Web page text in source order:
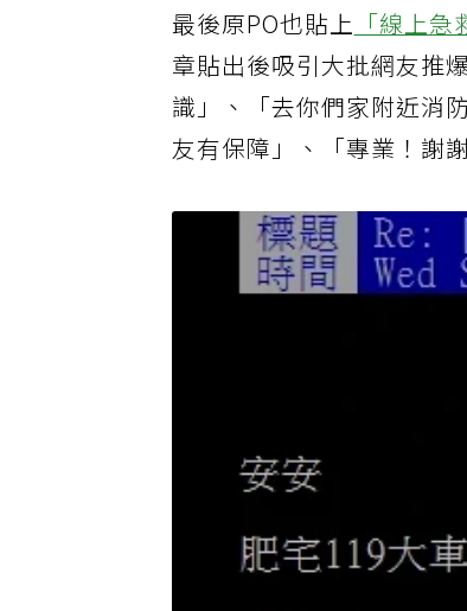
最後原PO也貼上「線上急
章貼出後吸引大批網友推
識」、「去你們家附近消
友有保障」、「專業！謝